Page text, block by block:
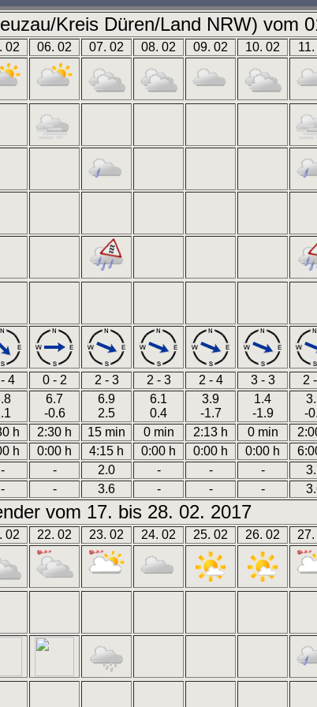
Kreis Düren/Land NRW) vom
02 06. 02 07. 02 08. 02 09. 02 10. 02
4 0 - 2 2 - 3 2 - 3 2 - 4 3 - 3 2
6.7
-0.6
6.9
2.5
6.1
0.4
3.9
-1.7
1.4
-1.9
-
h 2:30 h 15 min 0 min 2:13 h 0 min
h 0:00 h 4:15 h 0:00 h 0:00 h 0:00 h
- - 2.0 - - -
- - 3.6 - - -
vom 17. bis 28. 02. 2017
02 22. 02 23. 02 24. 02 25. 02 26. 02 27.